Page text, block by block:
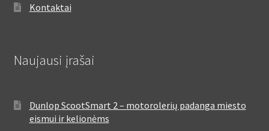
Kontaktai
Naujausi įrašai
Dunlop ScootSmart 2 – motorolerių padanga miesto
eismui ir kelionėms